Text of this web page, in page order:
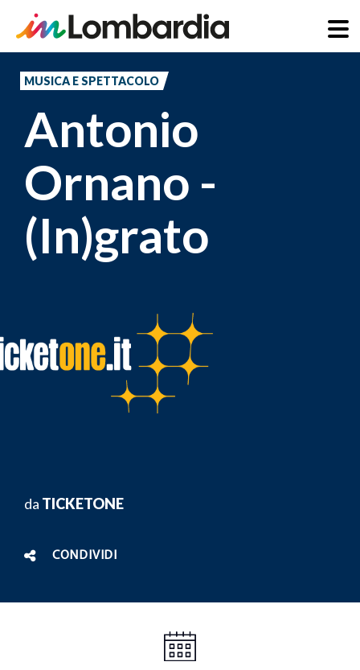
principale
MUSICA E SPETTACOLO
Antonio
Ornano -
(In)grato
da TICKETONE
CONDIVIDI